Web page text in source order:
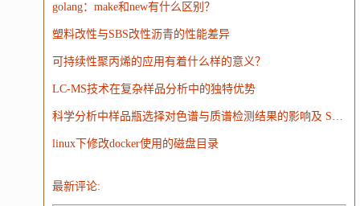
WordPress HTTP 团建
golang：make和new有什么区别？
塑料改性与SBS改性沥青的性能差异
可持续性聚丙烯的应用有着什么样的意义？
LC-MS技术在复杂样品分析中的独特优势
科学分析中样品瓶选择对色谱与质谱检测结果的影响及 SureSTART 解决方案
linux下修改docker使用的磁盘目录
最新评论: